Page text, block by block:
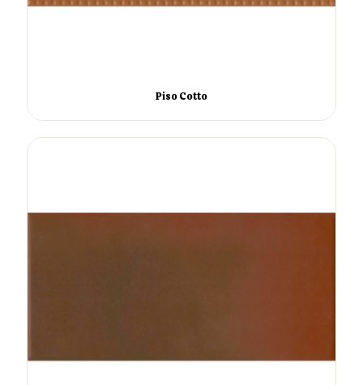
Piso Cotto